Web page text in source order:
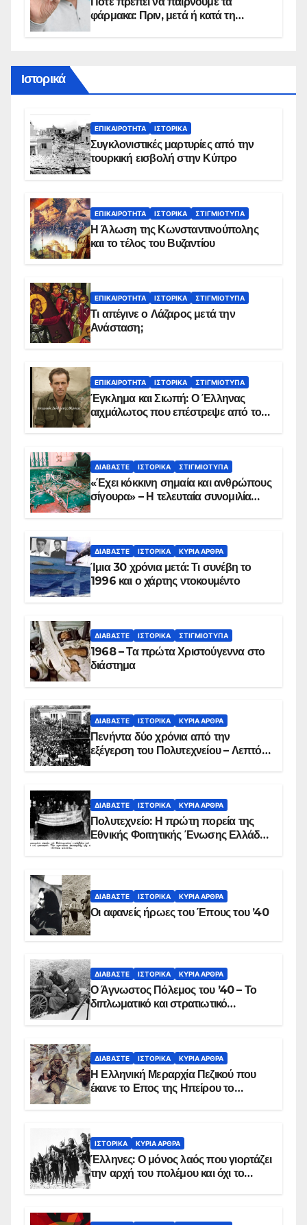
φάρμακα: Πριν, μετά ή κατά τη
Ιστορικά
ΕΠΙΚΑΙΡΌΤΗΤΑ ΙΣΤΟΡΙΚΆ
Συγκλονιστικές μαρτυρίες από την
τουρκική εισβολή στην Κύπρο
ΕΠΙΚΑΙΡΌΤΗΤΑ ΙΣΤΟΡΙΚΆ ΣΤΙΓΜΙΌΤΥΠΑ
Η Άλωση της Κωνσταντινούπολης
και το τέλος του Βυζαντίου
ΕΠΙΚΑΙΡΌΤΗΤΑ ΙΣΤΟΡΙΚΆ ΣΤΙΓΜΙΌΤΥΠΑ
Τι απέγινε ο Λάζαρος μετά την
Ανάσταση;
ΕΠΙΚΑΙΡΌΤΗΤΑ ΙΣΤΟΡΙΚΆ ΣΤΙΓΜΙΌΤΥΠΑ
Έγκλημα και Σιωπή: Ο Έλληνας
αιχμάλωτος που επέστρεψε από το
ΔΙΑΒΆΣΤΕ ΙΣΤΟΡΙΚΆ ΣΤΙΓΜΙΌΤΥΠΑ
«Έχει κόκκινη σημαία και ανθρώπους
σίγουρα» – Η τελευταία συνομιλία
ΔΙΑΒΆΣΤΕ ΙΣΤΟΡΙΚΆ ΚΥΡΙΑ ΑΡΘΡΑ
Ίμια 30 χρόνια μετά: Τι συνέβη το
1996 και ο χάρτης ντοκουμέντο
ΔΙΑΒΆΣΤΕ ΙΣΤΟΡΙΚΆ ΣΤΙΓΜΙΌΤΥΠΑ
1968 – Τα πρώτα Χριστούγεννα στο
διάστημα
ΔΙΑΒΆΣΤΕ ΙΣΤΟΡΙΚΆ ΚΥΡΙΑ ΑΡΘΡΑ
Πενήντα δύο χρόνια από την
εξέγερση του Πολυτεχνείου – Λεπτό
ΔΙΑΒΆΣΤΕ ΙΣΤΟΡΙΚΆ ΚΥΡΙΑ ΑΡΘΡΑ
Πολυτεχνείο: Η πρώτη πορεία της
Εθνικής Φοιτητικής Ένωσης Ελλάδος
ΔΙΑΒΆΣΤΕ ΙΣΤΟΡΙΚΆ ΚΥΡΙΑ ΑΡΘΡΑ
Οι αφανείς ήρωες του Έπους του ’40
ΔΙΑΒΆΣΤΕ ΙΣΤΟΡΙΚΆ ΚΥΡΙΑ ΑΡΘΡΑ
Ο Άγνωστος Πόλεμος του ’40 – Το
διπλωματικό και στρατιωτικό
ΔΙΑΒΆΣΤΕ ΙΣΤΟΡΙΚΆ ΚΥΡΙΑ ΑΡΘΡΑ
Η Ελληνική Μεραρχία Πεζικού που
έκανε το Επος της Ηπείρου το
ΙΣΤΟΡΙΚΆ ΚΥΡΙΑ ΑΡΘΡΑ
Έλληνες: Ο μόνος λαός που γιορτάζει
την αρχή του πολέμου και όχι το